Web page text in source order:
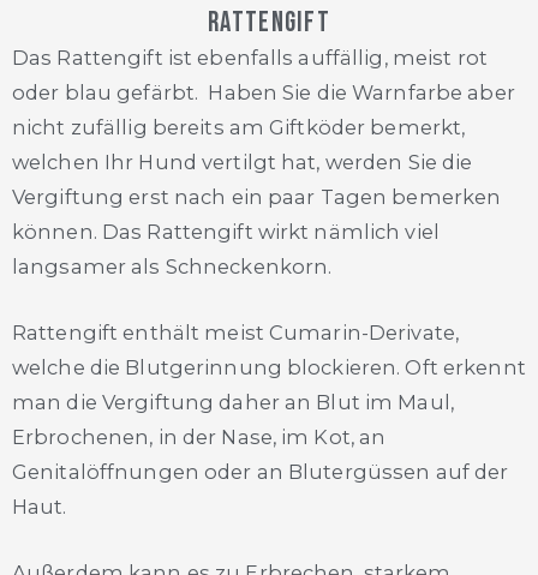
Rattengift
Das Rattengift ist ebenfalls auffällig, meist rot
oder blau gefärbt. Haben Sie die Warnfarbe aber
nicht zufällig bereits am Giftköder bemerkt,
welchen Ihr Hund vertilgt hat, werden Sie die
Vergiftung erst nach ein paar Tagen bemerken
können. Das Rattengift wirkt nämlich viel
langsamer als Schneckenkorn.
Rattengift enthält meist Cumarin-Derivate,
welche die Blutgerinnung blockieren. Oft erkennt
man die Vergiftung daher an Blut im Maul,
Erbrochenen, in der Nase, im Kot, an
Genitalöffnungen oder an Blutergüssen auf der
Haut.